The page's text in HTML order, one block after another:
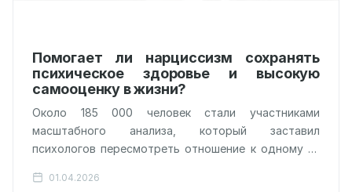
Помогает ли нарциссизм сохранять
психическое здоровье и высокую
самооценку в жизни?
Около 185 000 человек стали участниками
масштабного анализа, который заставил
психологов пересмотреть отношение к одному из
Нарциссизм, традиционно воспринимаемый как
01.04.2026